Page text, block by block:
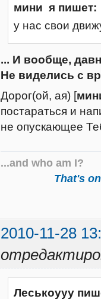
мини я пишет:
у нас свои
... И вообще,
Не виделись с
Дорог(ой, ая) [
постараться и
не опускающее
...and who am I?
That's
2010-11-28
Леськоууу